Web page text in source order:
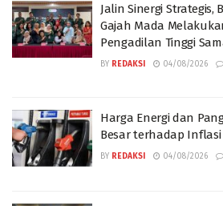
Jalin Sinergi Strategis,
Gajah Mada
Pengadilan Tinggi
BY REDAKSI 04/08/2026
Harga Energi dan
Besar terhadap Inflasi
BY REDAKSI 04/08/2026